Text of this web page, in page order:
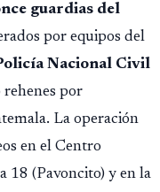
guardias del
por equipos del
Nacional Civil
rehenes por
La operación
en el Centro
18 (Pavoncito) y en la